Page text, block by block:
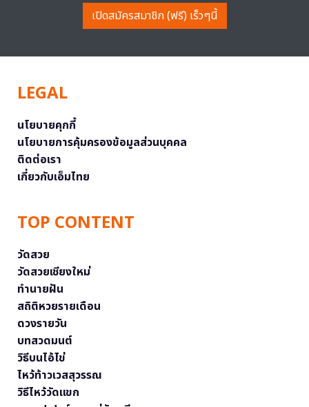
เปิดสมัครสมาชิก (ฟรี) เร็วๆนี้
LEGAL
นโยบายคุกกี้
นโยบายการคุ้มครองข้อมูลส่วนบุคคล
ติดต่อเรา
เกี่ยวกับเอ็มไทย
TOP CONTENT
วัดสวย
วัดสวยเชียงใหม่
ทำนายฝัน
สถิติหวยรายเดือน
ดวงรายวัน
บทสวดมนต์
วิธีบนไอ้ไข่
ไหว้ท้าวเวสสุวรรณ
วิธีไหว้วัดแขก